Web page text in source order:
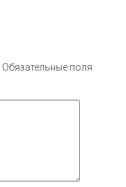
Обязательные поля